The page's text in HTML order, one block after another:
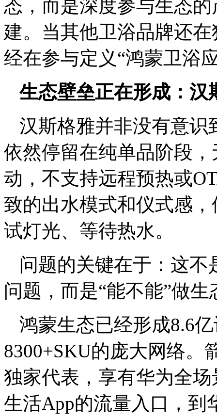
态，而是深度参与生态
建。当其他卫浴品牌还
经在参与定义“鸿蒙卫浴
生态壁垒正在形成：汉
汉斯格雅并非没有意识
依然停留在纯单品阶段
动，不支持远程预热或
致的出水模式和仪式感
试灯光、等待热水。
问题的关键在于：这不
问题，而是“能不能”做生
鸿蒙生态已经形成8.6
8300+SKU的庞大网络。
独家代表，享有华为全
生活App的流量入口，到